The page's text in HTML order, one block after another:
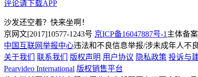
评论请下载APP
沙发还空着？快来坐啊！
京网文[2017]10577-1243号 京ICP备16047887号-1 主体备
中国互联网举报中心违法和不良信息举报/涉未成年人不
关于我们
联系我们 版权声明 用户协议 隐私政策 投诉与
Pearvideo International 版权销售平台